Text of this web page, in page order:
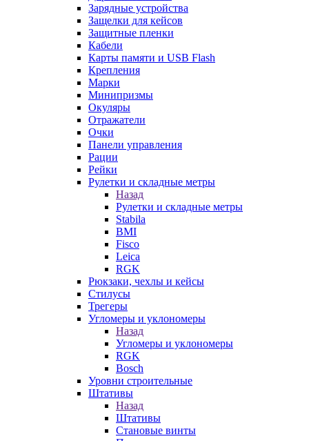
Зарядные устройства
Защелки для кейсов
Защитные пленки
Кабели
Карты памяти и USB Flash
Крепления
Марки
Минипризмы
Окуляры
Отражатели
Очки
Панели управления
Рации
Рейки
Рулетки и складные метры
Назад
Рулетки и складные метры
Stabila
BMI
Fisco
Leica
RGK
Рюкзаки, чехлы и кейсы
Стилусы
Трегеры
Угломеры и уклономеры
Назад
Угломеры и уклономеры
RGK
Bosch
Уровни строительные
Штативы
Назад
Штативы
Становые винты